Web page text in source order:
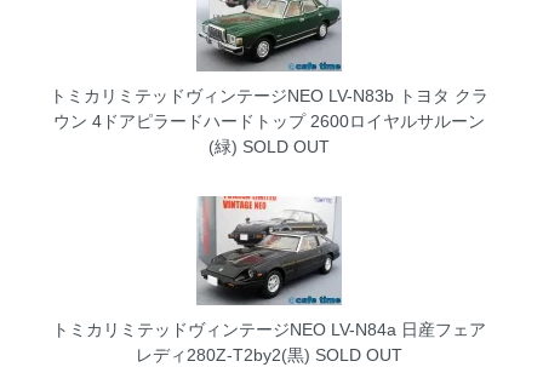
トミカリミテッドヴィンテージNEO LV-N83b トヨタ クラ
ウン 4ドアピラードハードトップ 2600ロイヤルサルーン
(緑) SOLD OUT
トミカリミテッドヴィンテージNEO LV-N84a 日産フェア
レディ280Z-T2by2(黒) SOLD OUT